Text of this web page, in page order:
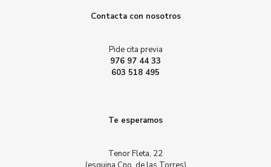
Contacta con nosotros
Pide cita previa
976 97 44 33
603 518 495
Te esperamos
Tenor Fleta, 22